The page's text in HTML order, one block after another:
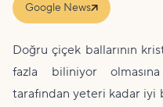
Google News
Doğru çiçek ballarının
fazla biliniyor
tarafından yeteri kadar iyi